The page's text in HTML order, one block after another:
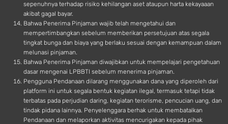
sepenuhnya terhadap risiko kehilangan aset ataupun harta kekayaaan
akibat gagal bayar.
Bahwa Penerima Pinjaman wajib telah mengetahui dan
mempertimbangkan sebelum memberikan persetujuan atas segala
tingkat bunga dan biaya yang berlaku sesuai dengan kemampuan dalam
melunasi pinjaman.
Bahwa Penerima Pinjaman diwajibkan untuk mempelajari pengetahuan
dasar mengenai LPBBTI sebelum menerima pinjaman.
Pengguna Pendanaan dilarang menggunakan dana yang diperoleh dari
platform ini untuk segala bentuk kegiatan ilegal, termasuk tetapi tidak
terbatas pada perjudian daring, kegiatan terorisme, pencucian uang, dan
tindak pidana lainnya. Penyelenggara berhak untuk membatalkan
Pendanaan dan melaporkan aktivitas mencurigakan kepada pihak